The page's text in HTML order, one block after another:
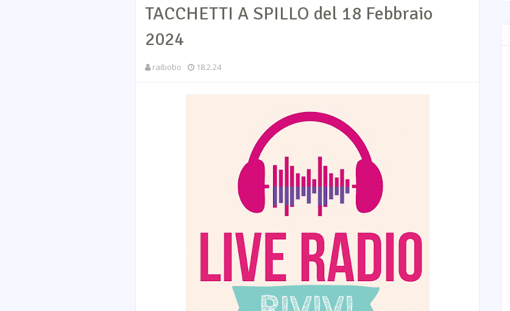
TACCHETTI A SPILLO del 18 Febbraio
2024
raibobo 18.2.24